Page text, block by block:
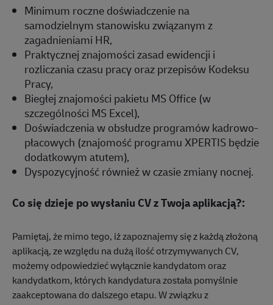
Minimum roczne doświadczenie na
samodzielnym stanowisku związanym z
zagadnieniami HR,
Praktycznej znajomości zasad ewidencji i
rozliczania czasu pracy oraz przepisów Kodeksu
Pracy,
Biegłej znajomości pakietu MS Office (w
szczególności MS Excel),
Doświadczenia w obsłudze programów kadrowo-
płacowych (znajomość programu XPERTIS będzie
dodatkowym atutem),
Dyspozycyjność również w czasie zmiany nocnej.
Co się dzieje po wysłaniu CV z Twoja aplikacją?:
Pamiętaj, że mimo tego, iż zapoznajemy się z każdą złożoną
aplikacją, ze względu na dużą ilość otrzymywanych CV,
możemy odpowiedzieć wyłącznie kandydatom oraz
kandydatkom, których kandydatura została pomyślnie
zaakceptowana do dalszego etapu. W związku z